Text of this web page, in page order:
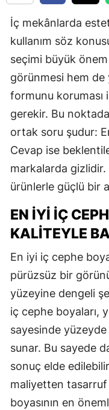
İç mekânlarda
kullanım söz
seçimi büyük önem
görünmesi hem de
formunu koruması
gerekir. Bu
ortak soru şudur:
Cevap ise
markalarda gizlidir.
ürünlerle güçlü bir
EN İYI İÇ
KALITEYLE
En iyi iç cephe
pürüzsüz bir
yüzeyine dengeli
iç cephe boyaları,
sayesinde yüzeyde
sunar. Bu sayede
sonuç elde
maliyetten
boyasının en